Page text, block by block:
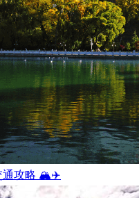
通攻略 🏔️✈️